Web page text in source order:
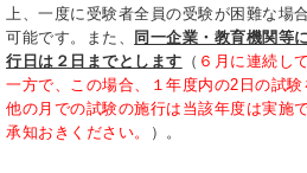
上、一度に受験者全員の受験が困難な場
可能です。また、
同一企業・教育機関等
行日は２日までとします （ ６月に連続し
一方で、この場合、１年度内の2日の試験
他の月での試験の施行は当該年度は実施
承知おきください。
）。